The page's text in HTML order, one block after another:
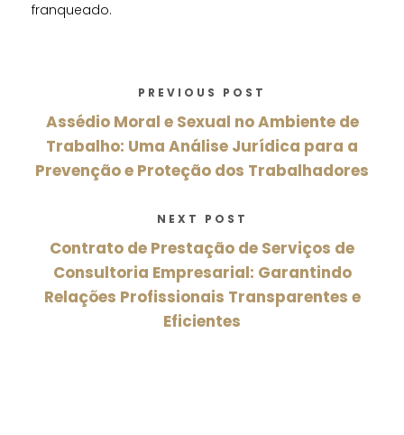
franqueado.
PREVIOUS POST
Assédio Moral e Sexual no Ambiente de
Trabalho: Uma Análise Jurídica para a
Prevenção e Proteção dos Trabalhadores
NEXT POST
Contrato de Prestação de Serviços de
Consultoria Empresarial: Garantindo
Relações Profissionais Transparentes e
Eficientes